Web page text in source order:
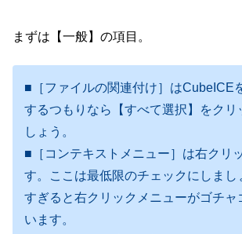
まずは【一般】の項目。
■［ファイルの関連付け］はCubeICE
するつもりなら【すべて選択】をクリ
しょう。
■［コンテキストメニュー］は右クリ
す。ここは最低限のチェックにしまし
すぎると右クリックメニューがゴチャ
います。